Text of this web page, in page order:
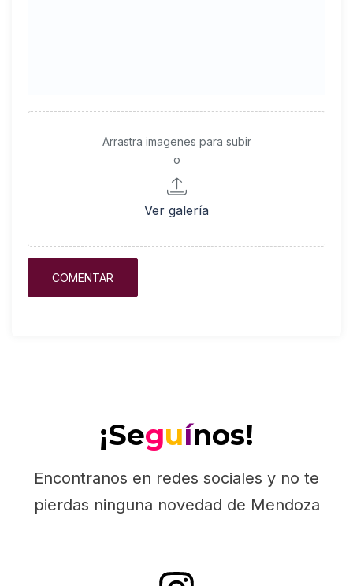
Arrastra imagenes para subir
o
Ver galería
¡Seguínos!
Encontranos en redes sociales y no te
pierdas ninguna novedad de Mendoza